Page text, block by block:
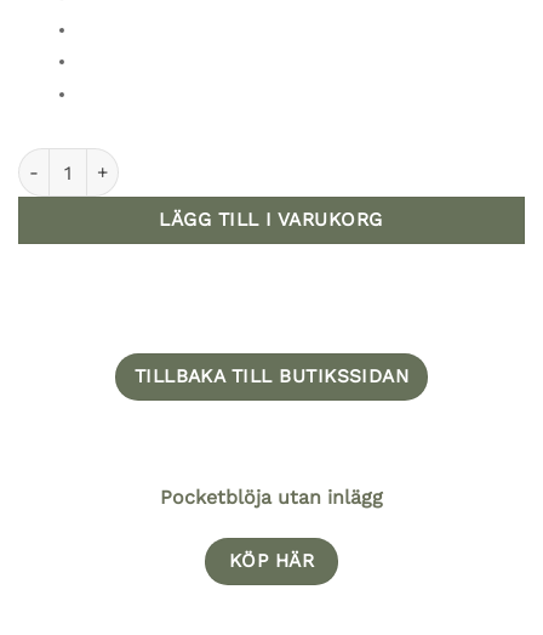
Pocketblöja i One Size 3,5-20 kg mängd
LÄGG TILL I VARUKORG
TILLBAKA TILL BUTIKSSIDAN
Pocketblöja utan inlägg
KÖP HÄR